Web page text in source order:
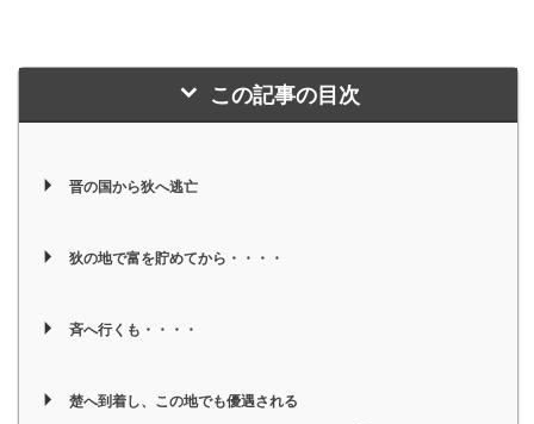
この記事の目次
晋の国から狄へ逃亡
狄の地で富を貯めてから・・・・
斉へ行くも・・・・
楚へ到着し、この地でも優遇される